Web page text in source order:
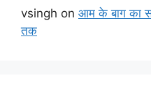
vsingh on आम के बाग का
तक